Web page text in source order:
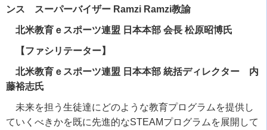
ンス スーパーバイザー Ramzi Ramzi教諭
北米教育ｅスポーツ連盟 日本本部 会長 松原昭博氏
【ファシリテーター】
北米教育ｅスポーツ連盟 日本本部 統括ディレクター 内
藤裕志氏
未来を担う生徒達にどのような教育プログラムを提供し
ていくべきかを既に先進的なSTEAMプログラムを展開して